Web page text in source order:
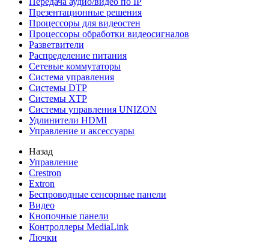
Презентационные решения
Процессоры для видеостен
Процессоры обработки видеосигналов
Разветвители
Распределение питания
Сетевые коммутаторы
Система управления
Системы DTP
Системы XTP
Системы управления UNIZON
Удлинители HDMI
Управление и аксессуары
Назад
Управление
Crestron
Extron
Беспроводные сенсорные панели
Видео
Кнопочные панели
Контроллеры MediaLink
Лючки